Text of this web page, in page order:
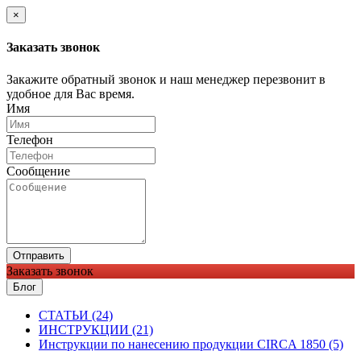
×
Заказать звонок
Закажите обратный звонок и наш менеджер перезвонит в
удобное для Вас время.
Имя
Телефон
Сообщение
Отправить
Заказать звонок
Блог
CТАТЬИ (24)
ИНСТРУКЦИИ (21)
Инструкции по нанесению продукции CIRCA 1850 (5)